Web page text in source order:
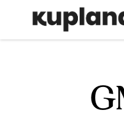
Hyppää
pääsisältöön